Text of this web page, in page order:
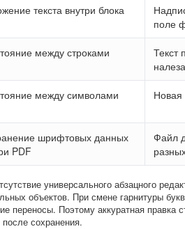
текста внутри блока
поле
между строками
Текст
между символами Новая
шрифтовых данных
PDF
Файл
универсального абзацного
объектов. При смене гарнитуры
переносы. Поэтому аккуратная правка
сохранения.